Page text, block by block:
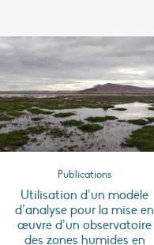
Publications
Utilisation d’un modèle
d’analyse pour la mise en
œuvre d’un observatoire
des zones humides en